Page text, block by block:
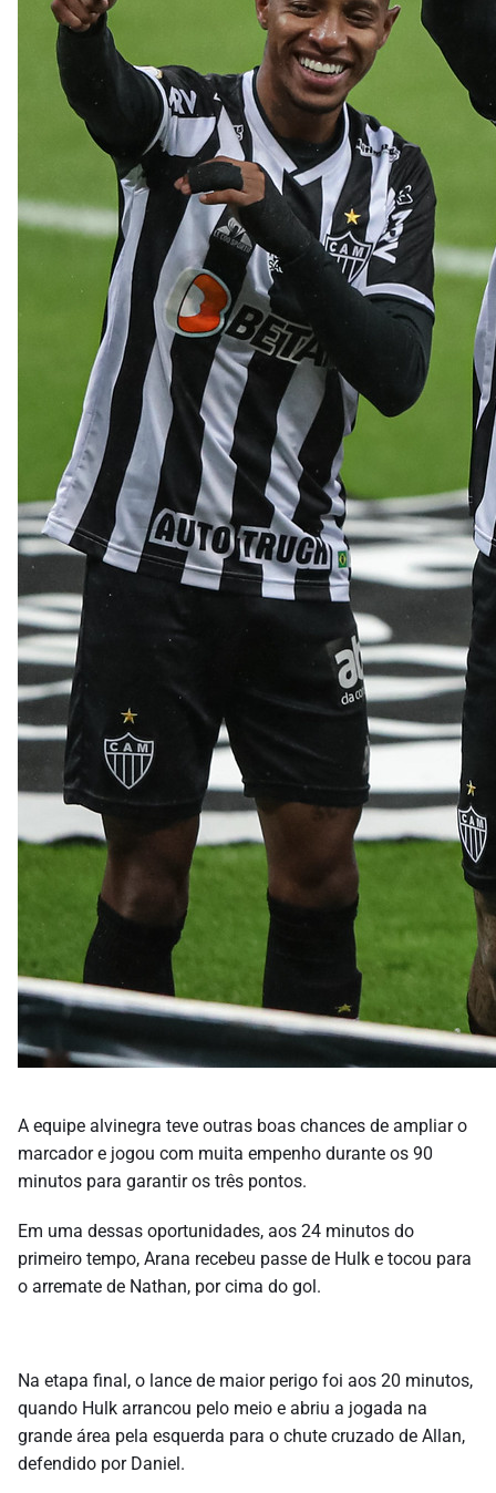
A equipe alvinegra teve outras boas chances de ampliar o
marcador e jogou com muita empenho durante os 90
minutos para garantir os três pontos.
Em uma dessas oportunidades, aos 24 minutos do
primeiro tempo, Arana recebeu passe de Hulk e tocou para
o arremate de Nathan, por cima do gol.
Na etapa final, o lance de maior perigo foi aos 20 minutos,
quando Hulk arrancou pelo meio e abriu a jogada na
grande área pela esquerda para o chute cruzado de Allan,
defendido por Daniel.